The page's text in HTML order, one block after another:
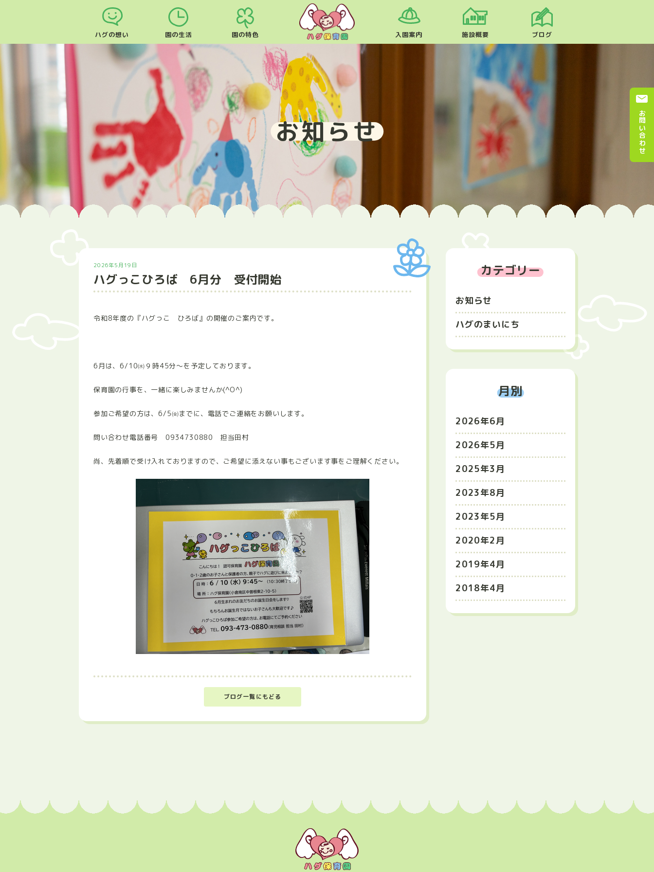
ハグの想い 園の生活 園の特色 入園案内 施設概要 ブログ
お知らせ
2026年5月19日
ハグっこひろば 6月分 受付開始
令和8年度の『ハグっこ ひろば』の開催のご案内です。
6月は、6/10㈬９時45分～を予定しております。
保育園の行事を、一緒に楽しみませんか(^O^)
参加ご希望の方は、6/5㈮までに、電話でご連絡をお願いします。
問い合わせ電話番号 0934730880 担当田村
尚、先着順で受け入れておりますので、ご希望に添えない事もございます事をご理解ください。
ブログ一覧にもどる
カテゴリー
お知らせ
ハグのまいにち
月別
2026年6月
2026年5月
2025年3月
2023年8月
2023年5月
2020年2月
2019年4月
2018年4月
お問い合わせ